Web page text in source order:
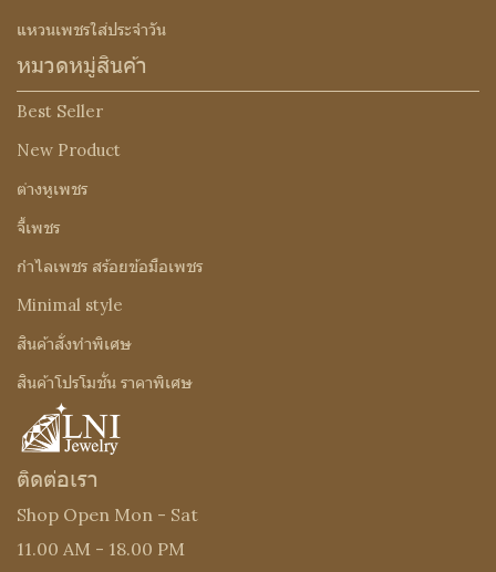
แหวนเพชรใส่ประจำวัน
หมวดหมู่สินค้า
Best Seller
New Product
ต่างหูเพชร
จี้เพชร
กำไลเพชร สร้อยข้อมือเพชร
Minimal style
สินค้าสั่งทำพิเศษ
สินค้าโปรโมชั่น ราคาพิเศษ
ติดต่อเรา
Shop Open Mon - Sat
11.00 AM - 18.00 PM